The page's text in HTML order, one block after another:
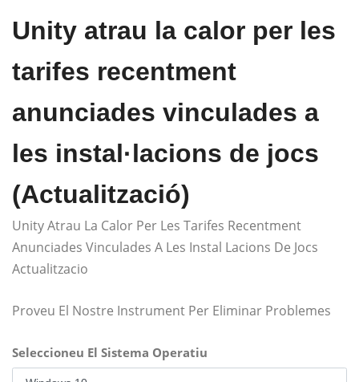
Unity atrau la calor per les
tarifes recentment
anunciades vinculades a
les instal·lacions de jocs
(Actualització)
Unity Atrau La Calor Per Les Tarifes Recentment
Anunciades Vinculades A Les Instal Lacions De Jocs
Actualitzacio
Proveu El Nostre Instrument Per Eliminar Problemes
Seleccioneu El Sistema Operatiu